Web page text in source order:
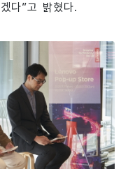
다”고 밝혔다.